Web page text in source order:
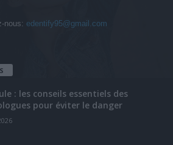
nous: edentify95@gmail.com
: les conseils essentiels des
pour éviter le danger